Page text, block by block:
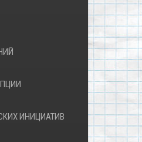
ИНИЦИАТИВ